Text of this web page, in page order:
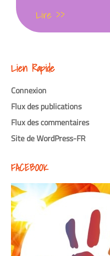
Lire >>
Lien Rapide
Connexion
Flux des publications
Flux des commentaires
Site de WordPress-FR
FACEBOOK